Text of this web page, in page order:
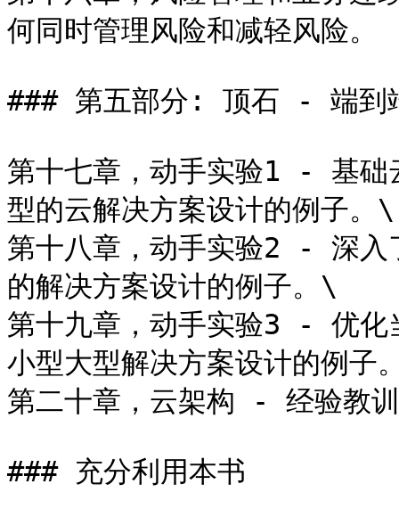
何同时管理风险和减轻风险。
### 第五部分: 顶石 - 端到
第十七章，动手实验1 - 基础
型的云解决方案设计的例子。\
第十八章，动手实验2 - 深入
的解决方案设计的例子。\
第十九章，动手实验3 - 优化
小型大型解决方案设计的例子
第二十章，云架构 - 经验教
### 充分利用本书